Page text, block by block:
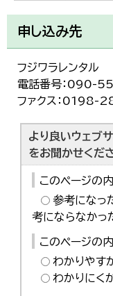
申し込み先
フジワラレンタル
電話番号：090-
ファクス：0198-
より良いウェブ
をお聞かせくださ
このページの
参考になっ
考にならなかっ
このページの
わかりやす
わかりにく